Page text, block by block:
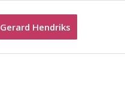
Gerard Hendriks